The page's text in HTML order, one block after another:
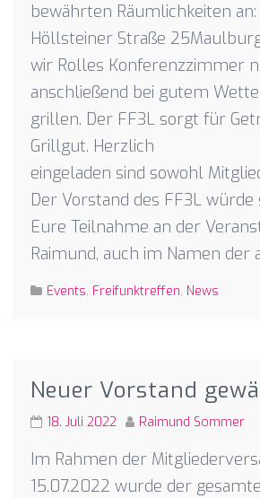
bewährten Räumlichkeiten an:
Höllsteiner Straße
wir Rolles Konferenzzimmer
anschließend bei gutem
grillen. Der FF3L sorgt für
Grillgut. Herzlich
eingeladen sind sowohl
Der Vorstand des FF3L
Eure Teilnahme an der
Raimund, auch im Namen der
Events, Freifunktreffen, News
Neuer Vorstand
18. Juli 2022 Raimund Sommer
Im Rahmen der
15.07.2022 wurde der